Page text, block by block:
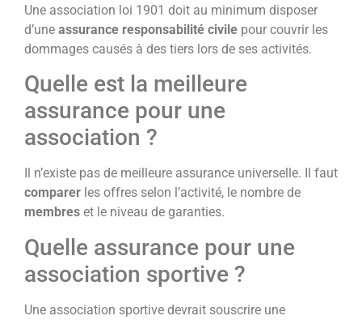
Une association loi 1901 doit au minimum disposer
d’une assurance responsabilité civile pour couvrir les
dommages causés à des tiers lors de ses activités.
Quelle est la meilleure
assurance pour une
association ?
Il n’existe pas de meilleure assurance universelle. Il faut
comparer les offres selon l’activité, le nombre de
membres et le niveau de garanties.
Quelle assurance pour une
association sportive ?
Une association sportive devrait souscrire une